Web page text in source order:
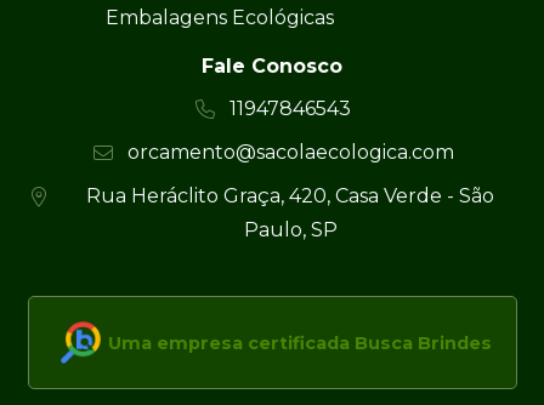
Embalagens Ecológicas
Fale Conosco
11947846543
orcamento@sacolaecologica.com
Rua Heráclito Graça, 420, Casa Verde - São
Paulo, SP
Uma empresa certificada Busca Brindes